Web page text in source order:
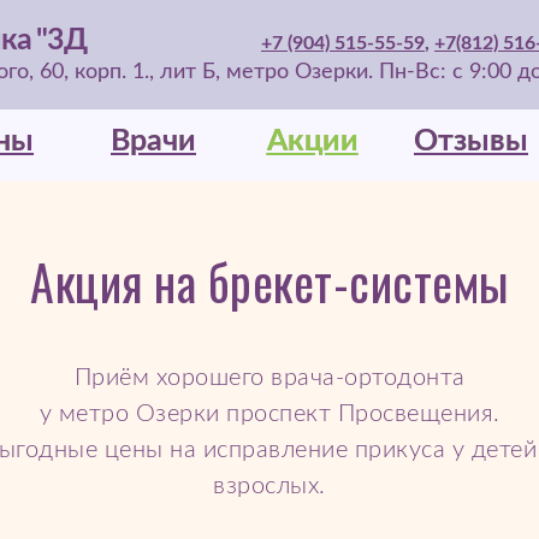
"3Д
60, корп. 1., лит Б, метро Озерки. Пн-Вс: с 9:00
+7 (904) 515-55-59, +7(812)
Врачи
Врачи Акции
Акции Отзывы
Отзывы
Акция на брекет-системы
Приём хорошего врача-ортодонта
у метро Озерки проспект Просвещения.
цены на исправление прикуса у
взрослых.